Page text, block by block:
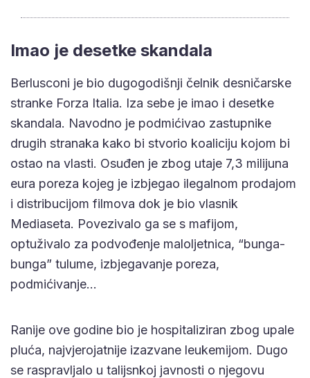
Imao je desetke skandala
Berlusconi je bio dugogodišnji čelnik desničarske
stranke Forza Italia. Iza sebe je imao i desetke
skandala. Navodno je podmićivao zastupnike
drugih stranaka kako bi stvorio koaliciju kojom bi
ostao na vlasti. Osuđen je zbog utaje 7,3 milijuna
eura poreza kojeg je izbjegao ilegalnom prodajom
i distribucijom filmova dok je bio vlasnik
Mediaseta. Povezivalo ga se s mafijom,
optuživalo za podvođenje maloljetnica, “bunga-
bunga” tulume, izbjegavanje poreza,
podmićivanje…
Ranije ove godine bio je hospitaliziran zbog upale
pluća, najvjerojatnije izazvane leukemijom. Dugo
se raspravljalo u talijsnkoj javnosti o njegovu